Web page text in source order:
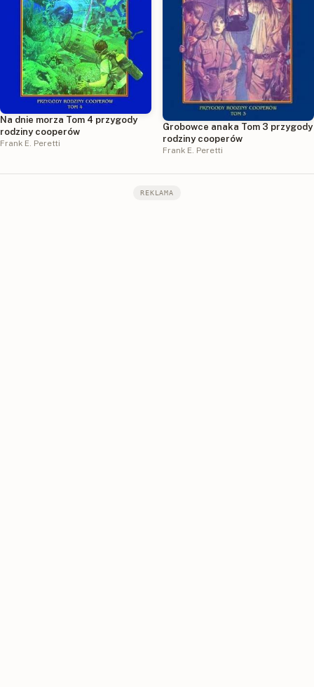
Na dnie morza Tom 4 przygody
rodziny cooperów
Frank E. Peretti
Grobowce anaka Tom 3 przygody
rodziny cooperów
Frank E. Peretti
REKLAMA